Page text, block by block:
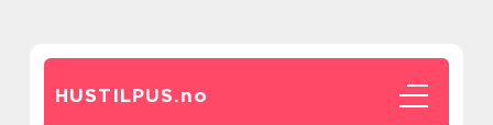
HUSTILPUS.no